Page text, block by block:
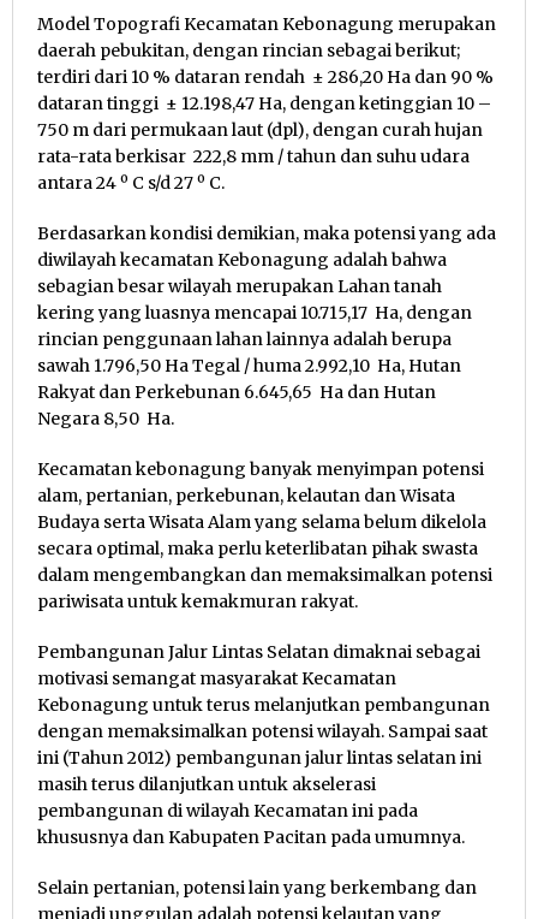
Model Topografi Kecamatan Kebonagung merupakan
daerah pebukitan, dengan rincian sebagai berikut;
terdiri dari 10 % dataran rendah ± 286,20 Ha dan 90 %
dataran tinggi ± 12.198,47 Ha, dengan ketinggian 10 –
750 m dari permukaan laut (dpl), dengan curah hujan
rata-rata berkisar 222,8 mm / tahun dan suhu udara
antara 24 º C s/d 27 º C.
Berdasarkan kondisi demikian, maka potensi yang ada
diwilayah kecamatan Kebonagung adalah bahwa
sebagian besar wilayah merupakan Lahan tanah
kering yang luasnya mencapai 10.715,17 Ha, dengan
rincian penggunaan lahan lainnya adalah berupa
sawah 1.796,50 Ha Tegal / huma 2.992,10 Ha, Hutan
Rakyat dan Perkebunan 6.645,65 Ha dan Hutan
Negara 8,50 Ha.
Kecamatan kebonagung banyak menyimpan potensi
alam, pertanian, perkebunan, kelautan dan Wisata
Budaya serta Wisata Alam yang selama belum dikelola
secara optimal, maka perlu keterlibatan pihak swasta
dalam mengembangkan dan memaksimalkan potensi
pariwisata untuk kemakmuran rakyat.
Pembangunan Jalur Lintas Selatan dimaknai sebagai
motivasi semangat masyarakat Kecamatan
Kebonagung untuk terus melanjutkan pembangunan
dengan memaksimalkan potensi wilayah. Sampai saat
ini (Tahun 2012) pembangunan jalur lintas selatan ini
masih terus dilanjutkan untuk akselerasi
pembangunan di wilayah Kecamatan ini pada
khususnya dan Kabupaten Pacitan pada umumnya.
Selain pertanian, potensi lain yang berkembang dan
menjadi unggulan adalah potensi kelautan yang